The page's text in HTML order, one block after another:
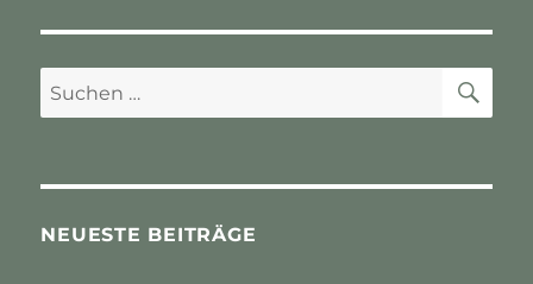
Suchen
nach:
NEUESTE BEITRÄGE